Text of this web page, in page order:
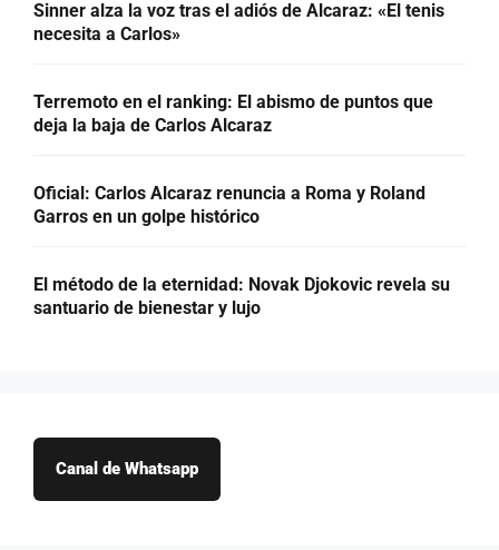
Sinner alza la voz tras el adiós de Alcaraz: «El tenis
necesita a Carlos»
Terremoto en el ranking: El abismo de puntos que
deja la baja de Carlos Alcaraz
Oficial: Carlos Alcaraz renuncia a Roma y Roland
Garros en un golpe histórico
El método de la eternidad: Novak Djokovic revela su
santuario de bienestar y lujo
Canal de Whatsapp